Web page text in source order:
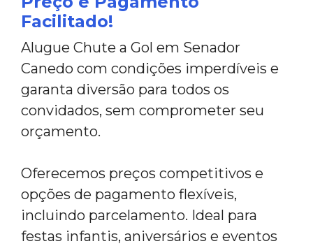
Facilitado!
Alugue Chute a Gol em Senador
Canedo com condições imperdíveis e
garanta diversão para todos os
convidados, sem comprometer seu
orçamento.
Oferecemos preços competitivos e
opções de pagamento flexíveis,
incluindo parcelamento. Ideal para
festas infantis, aniversários e eventos